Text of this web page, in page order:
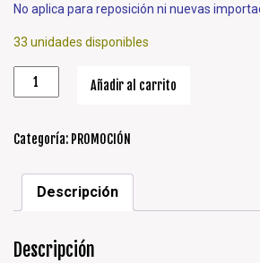
No aplica para reposición ni nuevas
33 unidades disponibles
Añadir al carrito
Categoría: PROMOCIÓN
Descripción
Descripción